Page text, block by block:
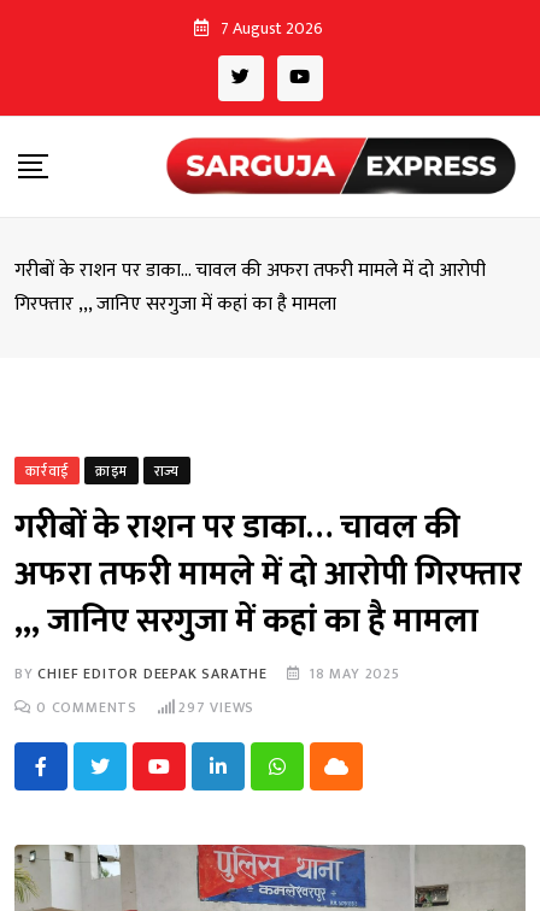
7 August 2026
गरीबों के राशन पर डाका… चावल की अफरा तफरी मामले में दो आरोपी
गिरफ्तार ,,, जानिए सरगुजा में कहां का है मामला
कार्रवाई क्राइम राज्य
गरीबों के राशन पर डाका… चावल की
अफरा तफरी मामले में दो आरोपी गिरफ्तार
,,, जानिए सरगुजा में कहां का है मामला
BYCHIEF EDITOR DEEPAK SARATHE
18 MAY 2025
0 COMMENTS 297 VIEWS
YoutubeLinkedInWhatsappCloud